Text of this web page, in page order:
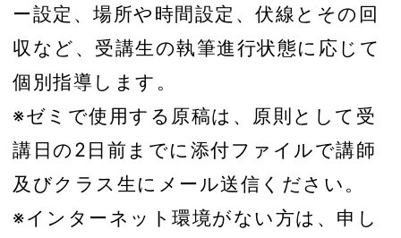
ー設定、場所や時間設定、伏線とその回
収など、受講生の執筆進行状態に応じて
個別指導します。
※ゼミで使用する原稿は、原則として受
講日の2日前までに添付ファイルで講師
及びクラス生にメール送信ください。
※インターネット環境がない方は、申し